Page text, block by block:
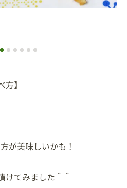
】
が美味しいかも！
けてみました＾＾